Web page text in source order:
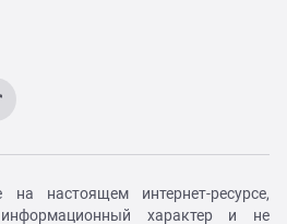
настоящем интернет-ресурсе,
характер и не